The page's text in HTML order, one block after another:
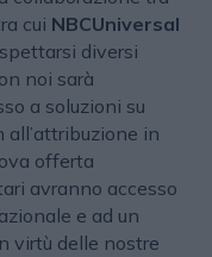
cui NBCUniversal
diversi
noi sarà
a soluzioni su
in
offerta
avranno accesso
e ad un
virtù delle nostre